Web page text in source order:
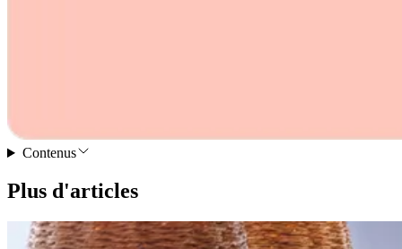
Contenus
Plus d'articles